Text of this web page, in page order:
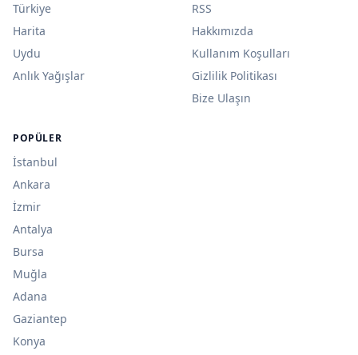
Türkiye
Harita
Uydu
Anlık Yağışlar
RSS
Hakkımızda
Kullanım Koşulları
Gizlilik Politikası
Bize Ulaşın
POPÜLER
İstanbul
Ankara
İzmir
Antalya
Bursa
Muğla
Adana
Gaziantep
Konya